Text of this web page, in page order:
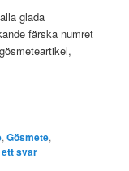
glada
färska numret
,Gösmete,
ett svar